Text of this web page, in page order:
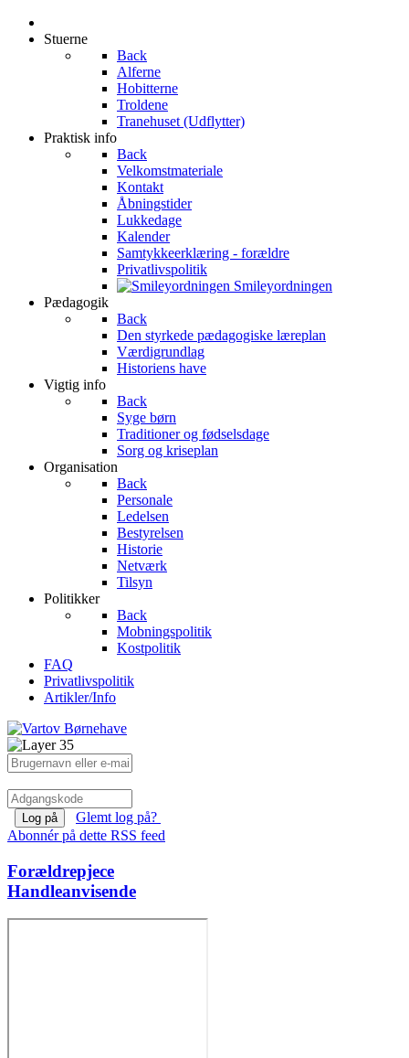
Stuerne
Back
Alferne
Hobitterne
Troldene
Tranehuset (Udflytter)
Praktisk info
Back
Velkomstmateriale
Kontakt
Åbningstider
Lukkedage
Kalender
Samtykkeerklæring - forældre
Privatlivspolitik
Smileyordningen
Pædagogik
Back
Den styrkede pædagogiske læreplan
Værdigrundlag
Historiens have
Vigtig info
Back
Syge børn
Traditioner og fødselsdage
Sorg og kriseplan
Organisation
Back
Personale
Ledelsen
Bestyrelsen
Historie
Netværk
Tilsyn
Politikker
Back
Mobningspolitik
Kostpolitik
FAQ
Privatlivspolitik
Artikler/Info
Log på
Glemt log på?
Abonnér på dette RSS feed
Forældrepjece
Handleanvisende